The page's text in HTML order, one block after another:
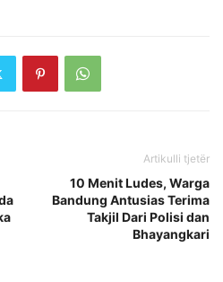
Artikulli tjetër
10 Menit Ludes, Warga
Bandung Antusias Terima
Takjil Dari Polisi dan
Bhayangkari